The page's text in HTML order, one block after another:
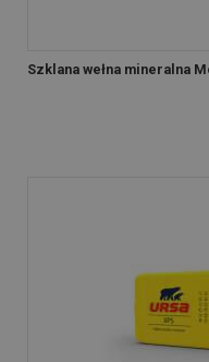
Szklana wełna mineralna